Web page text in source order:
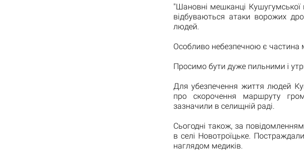
"Шановні мешканці
відбуваються атаки ворожих
людей.
Особливо небезпечною є частина
Просимо бути дуже пильними і
Для убезпечення життя людей
про скорочення маршруту
зазначили в селищній раді.
Сьогодні також, за
в селі Новотроїцьке.
наглядом медиків.